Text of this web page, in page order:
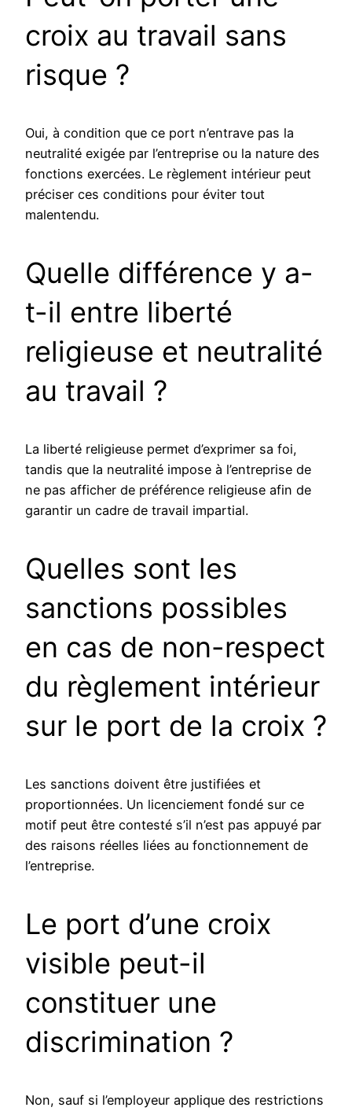
croix au travail sans
risque ?
Oui, à condition que ce port n’entrave pas la
neutralité exigée par l’entreprise ou la nature des
fonctions exercées. Le règlement intérieur peut
préciser ces conditions pour éviter tout
malentendu.
Quelle différence y a-
t-il entre liberté
religieuse et neutralité
au travail ?
La liberté religieuse permet d’exprimer sa foi,
tandis que la neutralité impose à l’entreprise de
ne pas afficher de préférence religieuse afin de
garantir un cadre de travail impartial.
Quelles sont les
sanctions possibles
en cas de non-respect
du règlement intérieur
sur le port de la croix ?
Les sanctions doivent être justifiées et
proportionnées. Un licenciement fondé sur ce
motif peut être contesté s’il n’est pas appuyé par
des raisons réelles liées au fonctionnement de
l’entreprise.
Le port d’une croix
visible peut-il
constituer une
discrimination ?
Non, sauf si l’employeur applique des restrictions